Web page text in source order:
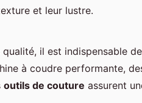
et leur lustre.
il est indispensable
à coudre performante,
outils de couture assurent